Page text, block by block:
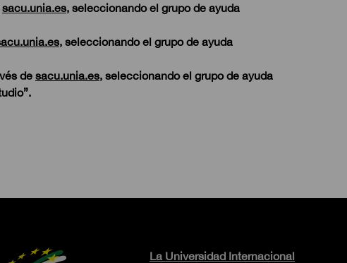
sacu.unia.es, seleccionando el grupo de ayuda
, seleccionando el grupo de ayuda
de sacu.unia.es, seleccionando el grupo de ayuda
La Universidad Internacional